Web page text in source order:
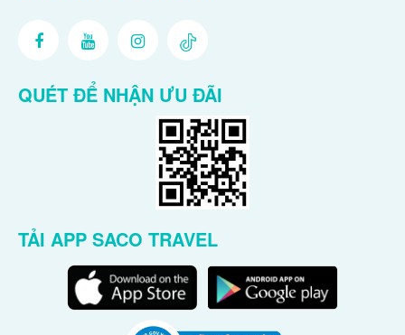
QUÉT ĐỂ NHẬN ƯU ĐÃI
TẢI APP SACO TRAVEL